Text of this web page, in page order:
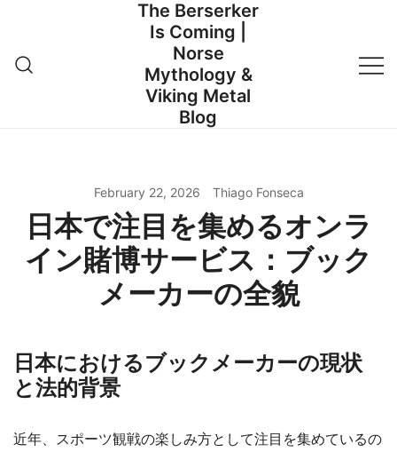
content
The Berserker
Is Coming |
Norse
Mythology &
Viking Metal
Blog
February 22, 2026 Thiago Fonseca
日本で注目を集めるオンラ
イン賭博サービス：ブック
メーカーの全貌
日本におけるブックメーカーの現状
と法的背景
近年、スポーツ観戦の楽しみ方として注目を集めているの